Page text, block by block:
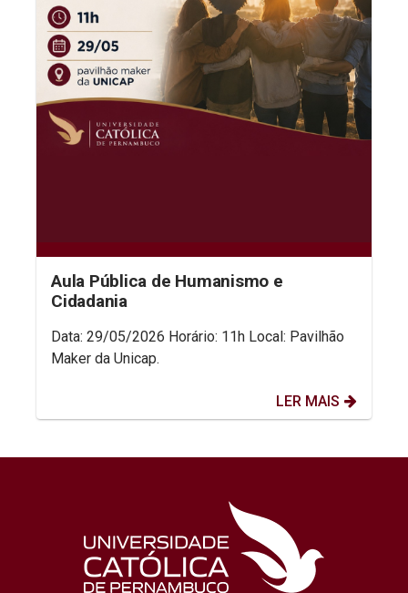
Aula Pública de Humanismo e
Cidadania
Data: 29/05/2026 Horário: 11h Local: Pavilhão
Maker da Unicap.
LER MAIS